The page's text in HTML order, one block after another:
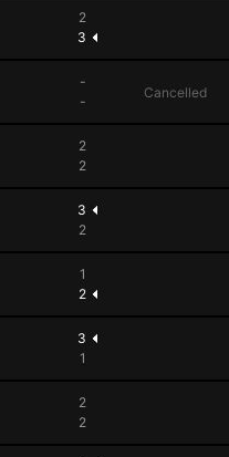
2
3
-
-
Cancelled
2
2
3
2
1
2
3
1
2
2